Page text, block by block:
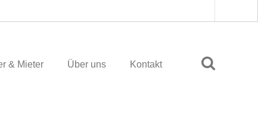
& Mieter Über uns Kontakt